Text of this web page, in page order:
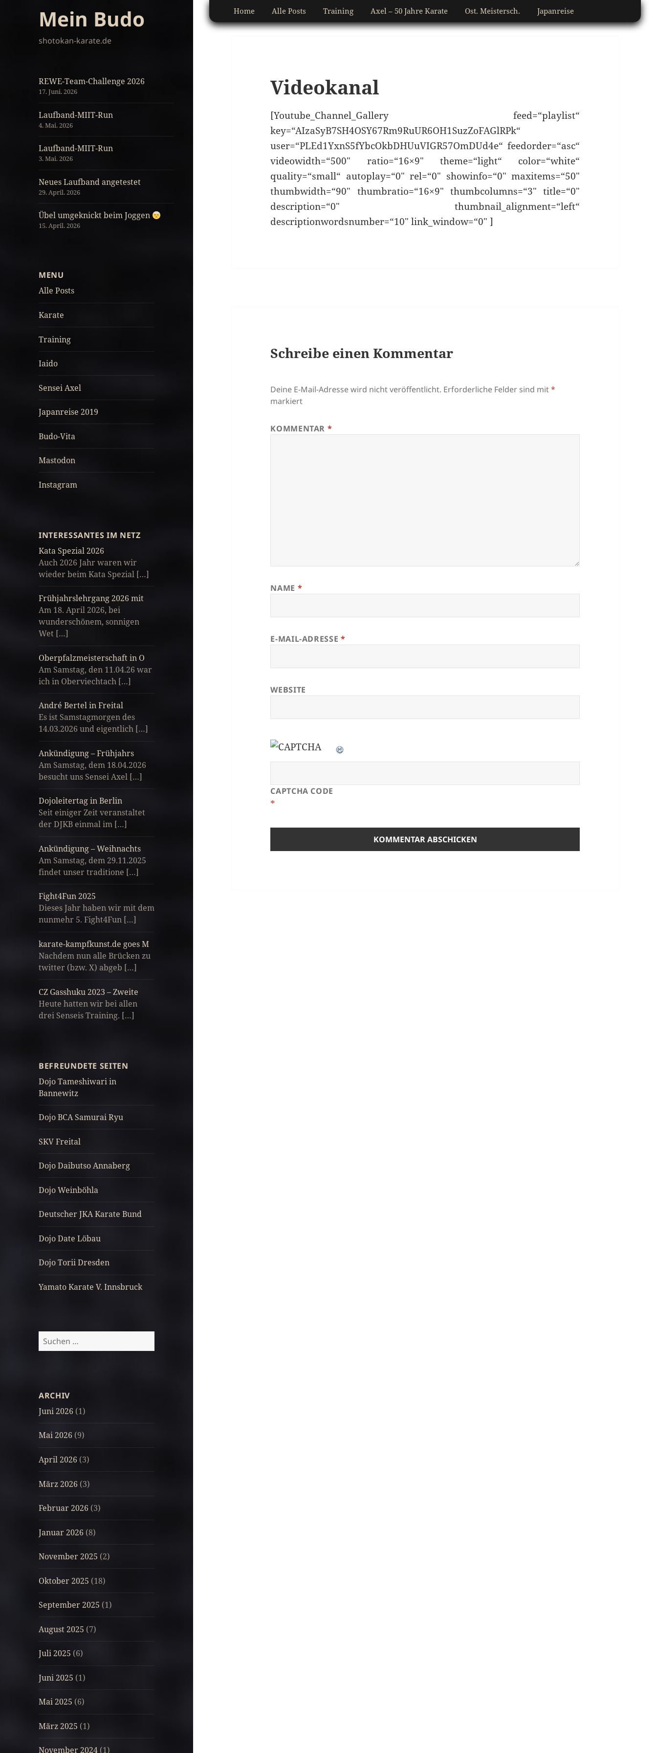
Mein Budo
shotokan-karate.de
REWE-Team-Challenge 2026
17. Juni. 2026
Laufband-MIIT-Run
4. Mai. 2026
Laufband-MIIT-Run
3. Mai. 2026
Neues Laufband angetestet
29. April. 2026
Übel umgeknickt beim Joggen
15. April. 2026
MENU
Alle Posts
Karate
Training
Iaido
Sensei Axel
Japanreise 2019
Budo-Vita
Mastodon
Instagram
INTERESSANTES IM NETZ
Kata Spezial 2026
Auch 2026 Jahr waren wir
wieder beim Kata Spezial […]
Frühjahrslehrgang 2026 mit
Am 18. April 2026, bei
wunderschönem, sonnigen
Wet […]
Oberpfalzmeisterschaft in O
Am Samstag, den 11.04.26 war
ich in Oberviechtach […]
André Bertel in Freital
Es ist Samstagmorgen des
14.03.2026 und eigentlich […]
Ankündigung – Frühjahrs
Am Samstag, dem 18.04.2026
besucht uns Sensei Axel […]
Dojoleitertag in Berlin
Seit einiger Zeit veranstaltet
der DJKB einmal im […]
Ankündigung – Weihnachts
Am Samstag, dem 29.11.2025
findet unser traditione […]
Fight4Fun 2025
Dieses Jahr haben wir mit dem
nunmehr 5. Fight4Fun […]
karate-kampfkunst.de goes M
Nachdem nun alle Brücken zu
twitter (bzw. X) abgeb […]
CZ Gasshuku 2023 – Zweite
Heute hatten wir bei allen
drei Senseis Training. […]
BEFREUNDETE SEITEN
Dojo Tameshiwari in
Bannewitz
Dojo BCA Samurai Ryu
SKV Freital
Dojo Daibutso Annaberg
Dojo Weinböhla
Deutscher JKA Karate Bund
Dojo Date Löbau
Dojo Torii Dresden
Yamato Karate V. Innsbruck
Suchen
nach:
ARCHIV
Juni 2026 (1)
Mai 2026 (9)
April 2026 (3)
März 2026 (3)
Februar 2026 (3)
Januar 2026 (8)
November 2025 (2)
Oktober 2025 (18)
September 2025 (1)
August 2025 (7)
Juli 2025 (6)
Juni 2025 (1)
Mai 2025 (6)
März 2025 (1)
November 2024 (1)
Home Alle Posts Training Axel – 50 Jahre Karate Ost. Meistersch. Japanreise
Videokanal
[Youtube_Channel_Gallery feed=“playlist“
key=“AIzaSyB7SH4OSY67Rm9RuUR6OH1SuzZoFAGlRPk“
user=“PLEd1YxnS5fYbcOkbDHUuVIGR57OmDUd4e“ feedorder=“asc“
videowidth=“500″ ratio=“16×9″ theme=“light“ color=“white“
quality=“small“ autoplay=“0″ rel=“0″ showinfo=“0″ maxitems=“50″
thumbwidth=“90″ thumbratio=“16×9″ thumbcolumns=“3″ title=“0″
description=“0″ thumbnail_alignment=“left“
descriptionwordsnumber=“10″ link_window=“0″ ]
Schreibe einen Kommentar
Deine E-Mail-Adresse wird nicht veröffentlicht. Erforderliche Felder sind mit*
markiert
KOMMENTAR *
NAME *
E-MAIL-ADRESSE *
WEBSITE
CAPTCHA CODE
*